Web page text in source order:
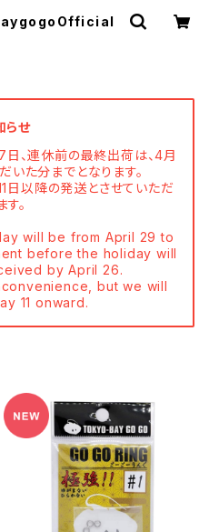
らせ
、連休前の最終出荷は、4月
た分までとなります。
日以降の発送とさせていただ
す。
will be from April 29 to
before the holiday will
by April 26.
but we will
11 onward.